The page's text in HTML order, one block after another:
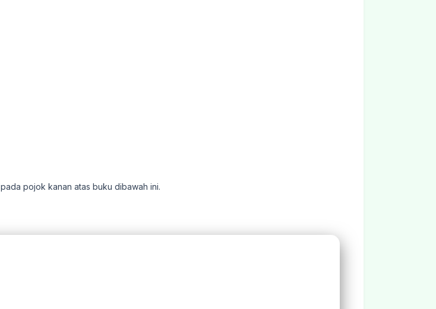
pada pojok kanan atas buku dibawah ini.